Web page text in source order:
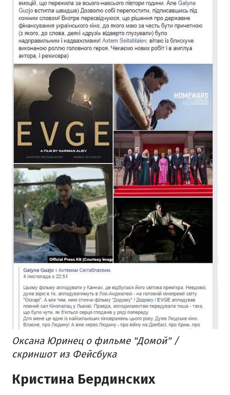
Оксана Юринец о фильме "Домой" /
скриншот из Фейсбука
Кристина Бердинских